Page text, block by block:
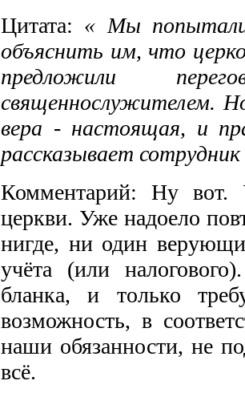
Цитата: « Мы
объяснить им, что
предложили
священнослужителем.
вера - настоящая, и
рассказывает
Комментарий: Ну
церкви. Уже надоело
нигде, ни один
учёта (или
бланка, и только
возможность, в
наши обязанности, не
всё.